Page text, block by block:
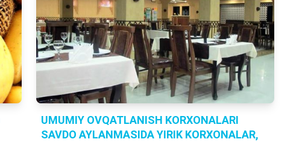
UMUMIY OVQATLANISH KORXONALARI
SAVDO AYLANMASIDA YIRIK KORXONALAR,